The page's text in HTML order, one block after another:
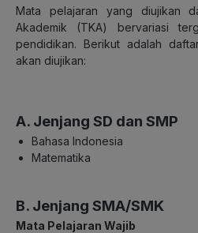
Mata pelajaran yang diujikan
Akademik (TKA) bervariasi
pendidikan. Berikut adalah
akan diujikan:
A. Jenjang SD dan SMP
Bahasa Indonesia
Matematika
B. Jenjang SMA/SMK
Mata Pelajaran Wajib